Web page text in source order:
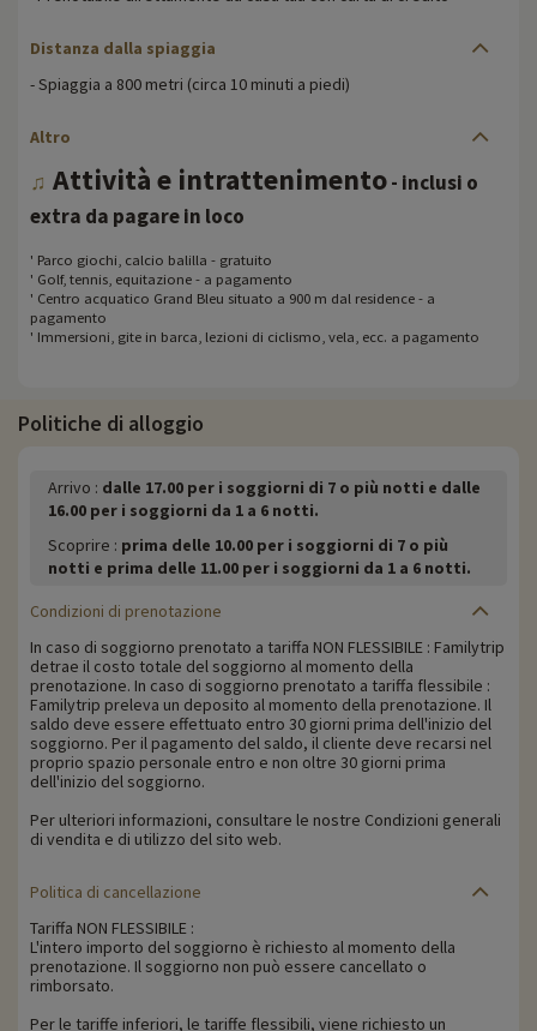
Distanza dalla spiaggia
- Spiaggia a 800 metri (circa 10 minuti a piedi)
Altro
♫ Attività e intrattenimento- inclusi o
extra da pagare in loco
' Parco giochi, calcio balilla - gratuito
' Golf, tennis, equitazione - a pagamento
' Centro acquatico Grand Bleu situato a 900 m dal residence - a
pagamento
' Immersioni, gite in barca, lezioni di ciclismo, vela, ecc. a pagamento
Politiche di alloggio
Arrivo : dalle 17.00 per i soggiorni di 7 o più notti e dalle
16.00 per i soggiorni da 1 a 6 notti.
Scoprire : prima delle 10.00 per i soggiorni di 7 o più
notti e prima delle 11.00 per i soggiorni da 1 a 6 notti.
Condizioni di prenotazione
In caso di soggiorno prenotato a tariffa NON FLESSIBILE : Familytrip
detrae il costo totale del soggiorno al momento della
prenotazione. In caso di soggiorno prenotato a tariffa flessibile :
Familytrip preleva un deposito al momento della prenotazione. Il
saldo deve essere effettuato entro 30 giorni prima dell'inizio del
soggiorno. Per il pagamento del saldo, il cliente deve recarsi nel
proprio spazio personale entro e non oltre 30 giorni prima
dell'inizio del soggiorno.
Per ulteriori informazioni, consultare le nostre Condizioni generali
di vendita e di utilizzo del sito web.
Politica di cancellazione
Tariffa NON FLESSIBILE :
L'intero importo del soggiorno è richiesto al momento della
prenotazione. Il soggiorno non può essere cancellato o
rimborsato.
Per le tariffe inferiori, le tariffe flessibili, viene richiesto un